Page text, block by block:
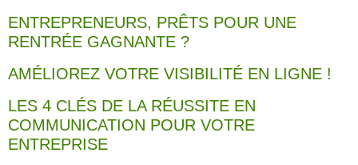
ENTREPRENEURS, PRÊTS POUR UNE
RENTRÉE GAGNANTE ?
AMÉLIOREZ VOTRE VISIBILITÉ EN LIGNE !
LES 4 CLÉS DE LA RÉUSSITE EN
COMMUNICATION POUR VOTRE
ENTREPRISE